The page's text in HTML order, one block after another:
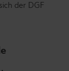
der DGF